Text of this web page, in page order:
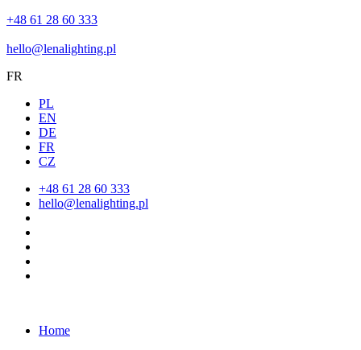
+48 61 28 60 333
hello@lenalighting.pl
FR
PL
EN
DE
FR
CZ
+48 61 28 60 333
hello@lenalighting.pl
Home